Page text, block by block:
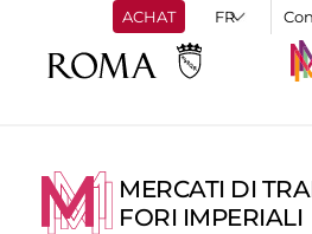
ACHAT
MERCATI DI
FORI IMPERIALI